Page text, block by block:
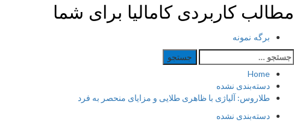
to
مطالب کاربردی کامالیا برای شما
Primary
Menu
برگه نمونه
جستجو
برای:
Home
دسته‌بندی نشده
طلاروس: آلیاژی با ظاهری طلایی و مزایای منحصر به فرد
دسته‌بندی نشده